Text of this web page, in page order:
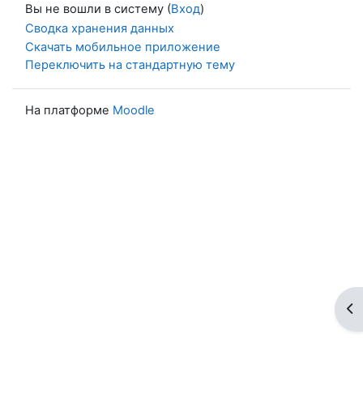
Вы не вошли в систему (Вход)
Сводка хранения данных
Скачать мобильное приложение
Переключить на стандартную тему
На платформе Moodle